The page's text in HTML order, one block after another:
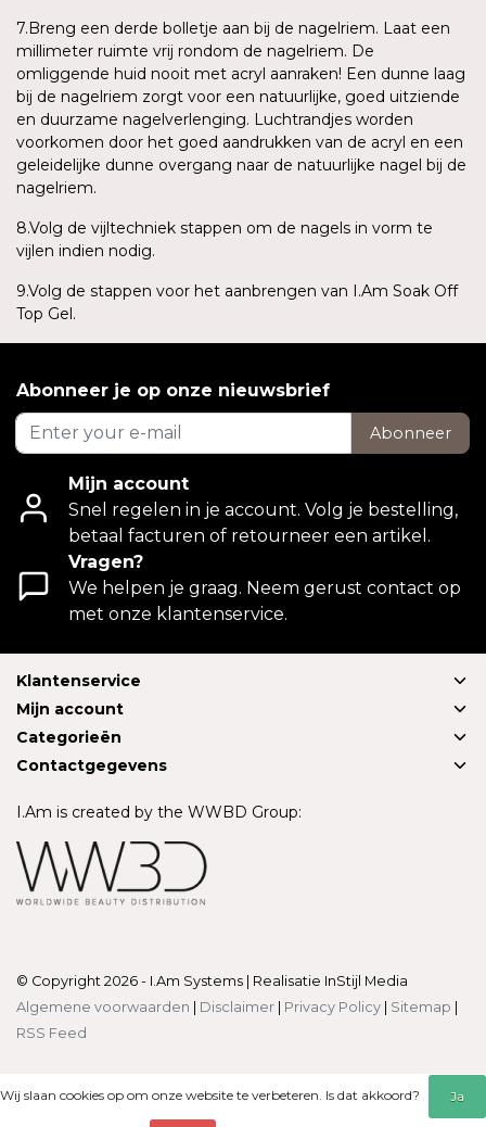
7.Breng een derde bolletje aan bij de nagelriem. Laat een
millimeter ruimte vrij rondom de nagelriem. De
omliggende huid nooit met acryl aanraken! Een dunne laag
bij de nagelriem zorgt voor een natuurlijke, goed uitziende
en duurzame nagelverlenging. Luchtrandjes worden
voorkomen door het goed aandrukken van de acryl en een
geleidelijke dunne overgang naar de natuurlijke nagel bij de
nagelriem.
8.Volg de vijltechniek stappen om de nagels in vorm te
vijlen indien nodig.
9.Volg de stappen voor het aanbrengen van I.Am Soak Off
Top Gel.
Abonneer je op onze nieuwsbrief
Abonneer
Mijn account
Snel regelen in je account. Volg je bestelling,
betaal facturen of retourneer een artikel.
Vragen?
We helpen je graag. Neem gerust contact op
met onze klantenservice.
Klantenservice
Mijn account
Categorieën
Contactgegevens
I.Am is created by the WWBD Group:
© Copyright 2026 - I.Am Systems | Realisatie InStijl Media
Algemene voorwaarden
Disclaimer Privacy Policy Sitemap
RSS Feed
Wij slaan cookies op om onze website te verbeteren. Is dat akkoord? Ja